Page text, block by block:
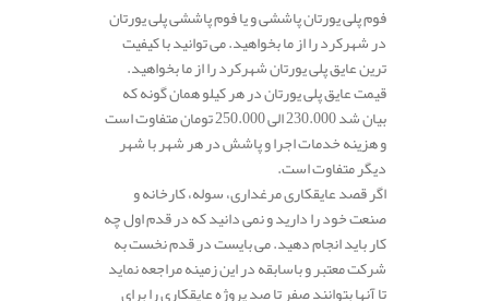
فوم پلی یورتان پاششی و یا فوم پاششی پلی یورتان
در شهرکرد را از ما بخواهید. می توانید با کیفیت
ترین عایق پلی یورتان شهرکرد را از ما بخواهید.
قیمت عایق پلی یورتان در هر کیلو همان گونه که
بیان شد 230.000 الی 250.000 تومان متفاوت است
و هزینه خدمات اجرا و پاشش در هر شهر با شهر
دیگر متفاوت است.
اگر قصد عایقکاری مرغداری، سوله، کارخانه و
صنعت خود را دارید و نمی دانید که در قدم اول چه
کار باید انجام دهید. می بایست در قدم نخست به
شرکت معتبر و باسابقه در این زمینه مراجعه نماید
تا آنها بتوانند صفر تا صد پروژه عایقکاری را برای